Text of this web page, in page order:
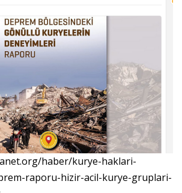
haber/kurye-haklari-
raporu-hizir-acil-kurye-gruplari-